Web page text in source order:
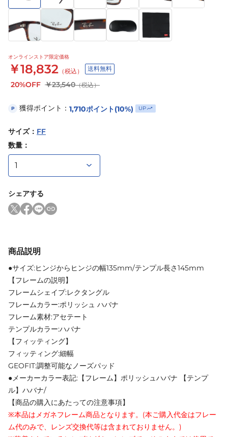
オンラインストア限定価格
￥18,832 （税込） 送料無料
20%OFF ￥23,540（税込）
P 獲得ポイント： 1,710ポイント(10%) UP
サイズ： FF
数量：
シェアする
商品説明
●サイズ:ヒンジからヒンジの幅135mm/テンプル長さ145mm
【フレームの説明】
フレームシェイプ:レクタングル
フレームカラー:ポリッシュ ハバナ
フレーム素材:アセテート
テンプルカラー:ハバナ
【フィッティング】
フィッティング:細幅
GEOFIT:調整可能なノーズパッド
●メーカーカラー表記:【フレーム】ポリッシュハバナ 【テンプ
ル】ハバナ/
【商品の購入にあたっての注意事項】
※本品はメガネフレーム商品となります。(本ご購入代金はフレー
ム代のみで、レンズ交換代等は含まれておりません。)